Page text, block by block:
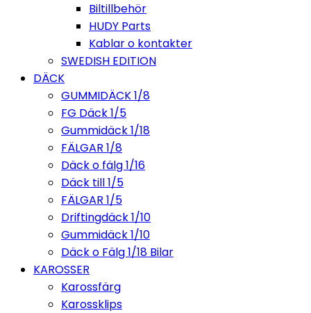
Biltillbehör
HUDY Parts
Kablar o kontakter
SWEDISH EDITION
DÄCK
GUMMIDÄCK 1/8
FG Däck 1/5
Gummidäck 1/18
FÄLGAR 1/8
Däck o fälg 1/16
Däck till 1/5
FÄLGAR 1/5
Driftingdäck 1/10
Gummidäck 1/10
Däck o Fälg 1/18 Bilar
KAROSSER
Karossfärg
Karossklips